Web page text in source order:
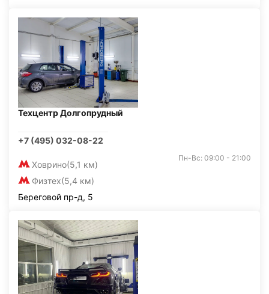
Техцентр Долгопрудный
+7 (495) 032-08-22
Ховрино(5,1 км)
Физтех(5,4 км)
Пн-Вс: 09:00 - 21:00
Береговой пр-д, 5